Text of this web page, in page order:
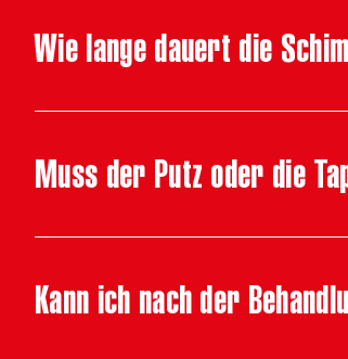
Wie lange dauert die
Muss der Putz oder die
Kann ich nach der